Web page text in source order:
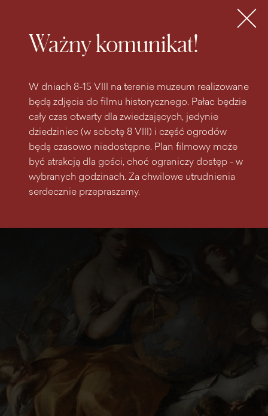
Ważny komunikat!
W dniach 8-15 VIII na terenie muzeum realizowane
będą zdjęcia do filmu historycznego. Pałac będzie
cały czas otwarty dla zwiedzających, jedynie
dziedziniec (w sobotę 8 VIII) i część ogrodów
będą czasowo niedostępne. Plan filmowy może
być atrakcją dla gości, choć ograniczy dostęp - w
wybranych godzinach. Za chwilowe utrudnienia
serdecznie przepraszamy.
MENU